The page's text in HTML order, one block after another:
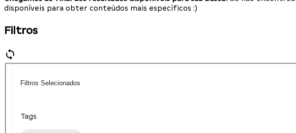
disponíveis para obter conteúdos mais específicos :)
Filtros
Filtros Selecionados
Tags